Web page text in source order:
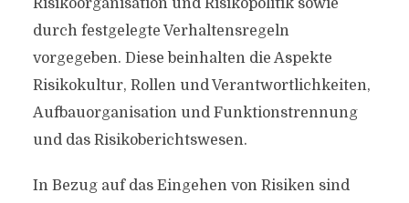
Risikoorganisation und Risikopolitik sowie
durch festgelegte Verhaltensregeln
vorgegeben. Diese beinhalten die Aspekte
Risikokultur, Rollen und Verantwortlichkeiten,
Aufbauorganisation und Funktionstrennung
und das Risikoberichtswesen.
In Bezug auf das Eingehen von Risiken sind